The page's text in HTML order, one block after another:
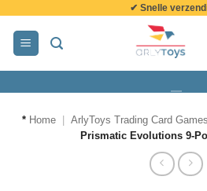
inhoud
✔ Snelle
* Home ArlyToys Trading Card Games
Prismatic Evolutions 9-